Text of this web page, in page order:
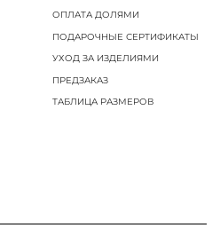
ОПЛАТА ДОЛЯМИ
ПОДАРОЧНЫЕ СЕРТИФИКАТЫ
УХОД ЗА ИЗДЕЛИЯМИ
ПРЕДЗАКАЗ
ТАБЛИЦА РАЗМЕРОВ